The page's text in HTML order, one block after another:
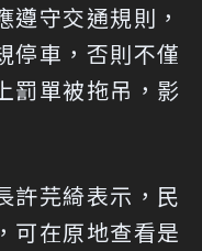
守交通規則，
停車，否則不僅
罰單被拖吊，影
許芫綺表示，民
可在原地查看是